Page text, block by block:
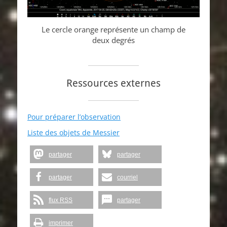
Le cercle orange représente un champ de
deux degrés
Ressources externes
Pour préparer l’observation
Liste des objets de Messier
partager partager
partager courriel
flux RSS partager
imprimer